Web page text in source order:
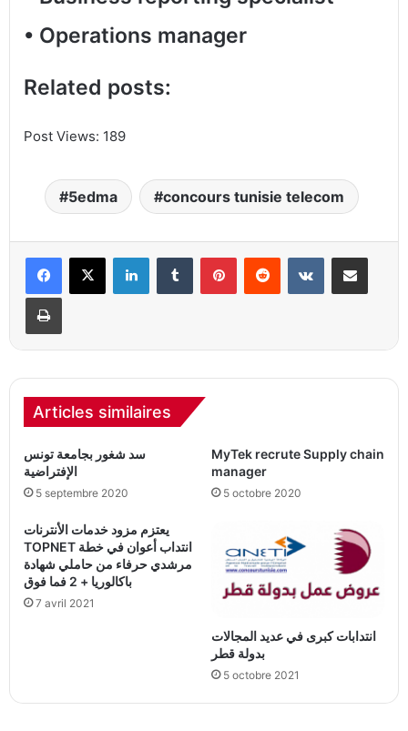
• Operations manager
Related posts:
Post Views: 189
5edma concours tunisie telecom
Articles similaires
سد شغور بجامعة تونس
الإفتراضية
5 septembre 2020
MyTek recrute Supply chain
manager
5 octobre 2020
يعتزم مزود خدمات الأنترنات
TOPNET انتداب أعوان في خطة
مرشدي حرفاء من حاملي شهادة
باكالوريا + 2 فما فوق
7 avril 2021
انتدابات كبرى في عديد المجالات
بدولة قطر
5 octobre 2021